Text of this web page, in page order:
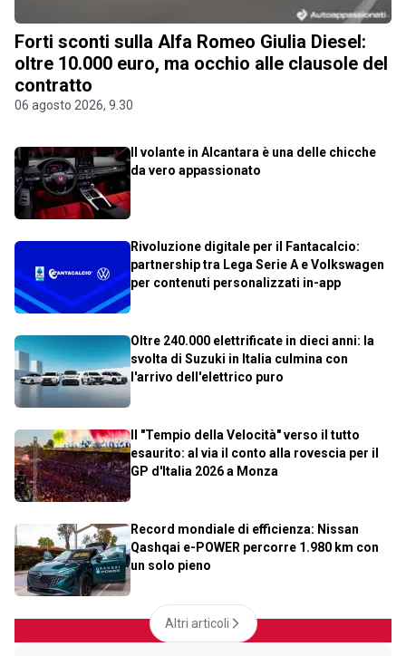
Forti sconti sulla Alfa Romeo Giulia Diesel:
oltre 10.000 euro, ma occhio alle clausole del
contratto
06 agosto 2026, 9.30
Il volante in Alcantara è una delle chicche
da vero appassionato
Rivoluzione digitale per il Fantacalcio:
partnership tra Lega Serie A e Volkswagen
per contenuti personalizzati in-app
Oltre 240.000 elettrificate in dieci anni: la
svolta di Suzuki in Italia culmina con
l'arrivo dell'elettrico puro
Il "Tempio della Velocità" verso il tutto
esaurito: al via il conto alla rovescia per il
GP d'Italia 2026 a Monza
Record mondiale di efficienza: Nissan
Qashqai e-POWER percorre 1.980 km con
un solo pieno
Altri articoli